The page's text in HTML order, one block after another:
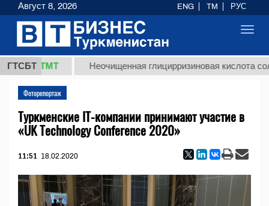
ГТСБТ
ТМТ Неочищенная глицирризиновая кислота
Фоторепортаж
Туркменские IT-компании принимают участие в
«UK Technology Conference 2020»
11:51 18.02.2020
Август 8, 2026 ENG TM РУС